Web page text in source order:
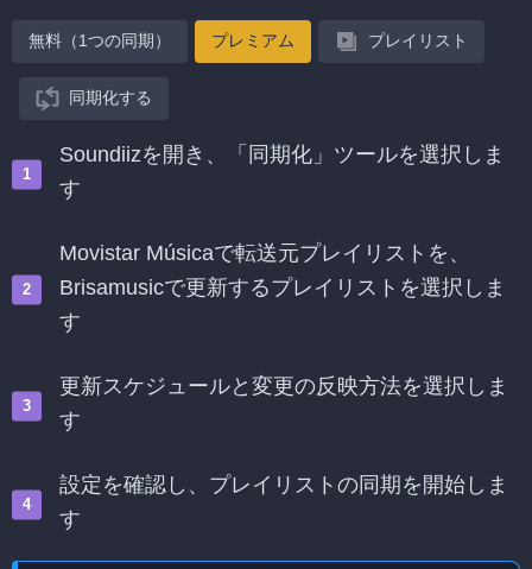
無料（1つの同期） プレミアム プレイリスト
同期化する
Soundiizを開き、「同期化」ツールを選択しま
す
Movistar Músicaで転送元プレイリストを、
Brisamusicで更新するプレイリストを選択しま
す
更新スケジュールと変更の反映方法を選択しま
す
設定を確認し、プレイリストの同期を開始しま
す